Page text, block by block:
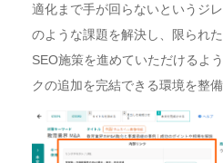
適化まで手が回らないというジ
のような課題を解決し、限られ
SEO施策を進めていただけるよ
クの追加を完結できる環境を整備